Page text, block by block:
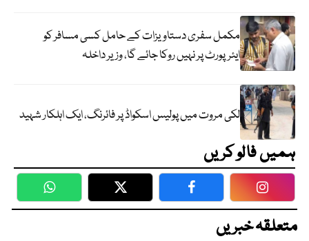
مکمل سفری دستاویزات کے حامل کسی مسافر کو
ایئرپورٹ پر نہیں روکا جائے گا، وزیر داخلہ
لکی مروت میں پولیس اسکواڈ پر فائرنگ، ایک اہلکار شہید
ہمیں فالو کریں
WhatsApp Twitter Facebook
متعلقہ خبریں